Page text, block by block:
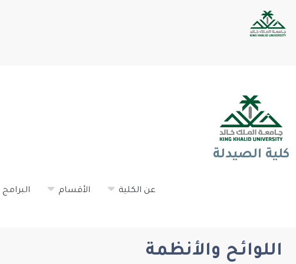
كلية الصيدلة
عن الكلية الأقسام البرامج
اللوائح والأنظمة